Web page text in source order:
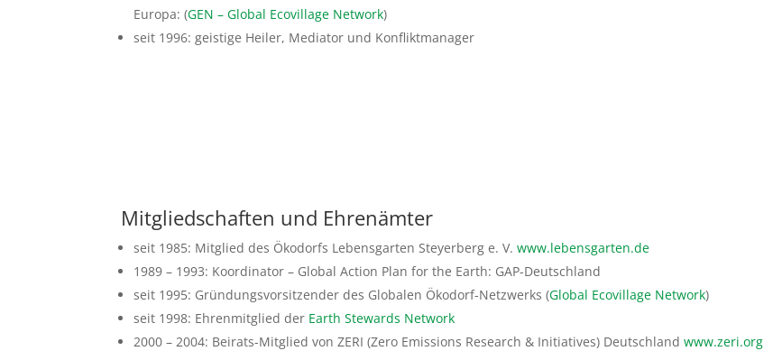
Europa: (GEN – Global Ecovillage Network)
seit 1996: geistige Heiler, Mediator und Konfliktmanager
Mitgliedschaften und Ehrenämter
seit 1985: Mitglied des Ökodorfs Lebensgarten Steyerberg e. V.www.lebensgarten.de
1989 – 1993: Koordinator – Global Action Plan for the Earth: GAP-Deutschland
seit 1995: Gründungsvorsitzender des Globalen Ökodorf-Netzwerks (Global Ecovillage Network)
seit 1998: Ehrenmitglied der Earth Stewards Network
2000 – 2004: Beirats-Mitglied von ZERI (Zero Emissions Research & Initiatives) Deutschlandwww.zeri.org